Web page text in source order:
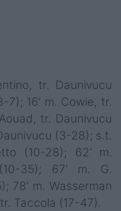
tr. Daunivucu
7); 16’ m. Cowie, tr.
tr. Daunivucu
(3-28); s.t.
(10-28); 62’ m.
35); 67’ m. G.
78’ m. Wasserman
Taccola (17-47).